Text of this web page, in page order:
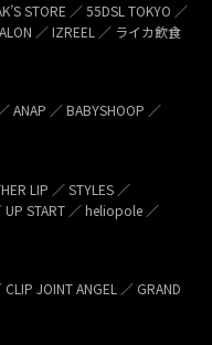
STORE ／ 55DSL TOKYO ／
／ IZREEL ／ ライカ飲食
ANAP ／ BABYSHOOP ／
LIP ／ STYLES ／
UP START ／ heliopole ／
JOINT ANGEL ／ GRAND